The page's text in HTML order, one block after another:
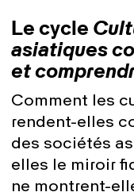
Le cycle
asiatiques
et
Comment les
rendent-elles
des sociétés
elles le miroir
ne montrent-